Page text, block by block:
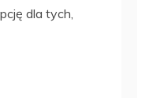
dla tych,